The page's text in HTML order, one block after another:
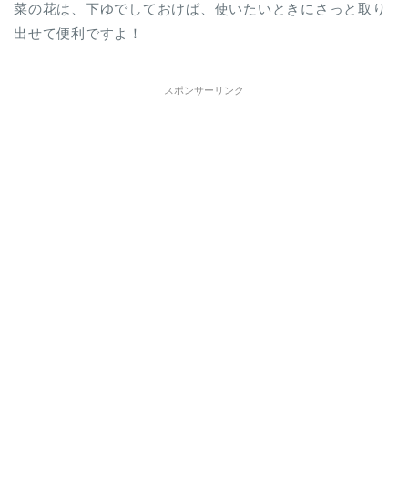
菜の花は、下ゆでしておけば、使いたいときにさっと取り
出せて便利ですよ！
スポンサーリンク